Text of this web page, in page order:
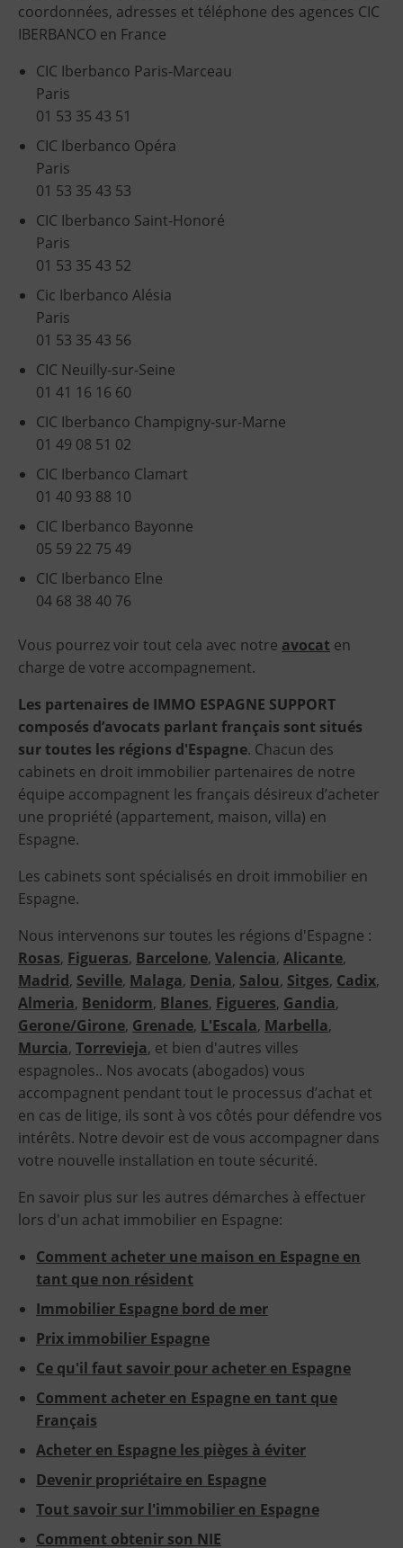
coordonnées, adresses et téléphone des agences CIC
IBERBANCO en France
CIC Iberbanco Paris-Marceau
Paris
01 53 35 43 51
CIC Iberbanco Opéra
Paris
01 53 35 43 53
CIC Iberbanco Saint-Honoré
Paris
01 53 35 43 52
Cic Iberbanco Alésia
Paris
01 53 35 43 56
CIC Neuilly-sur-Seine
01 41 16 16 60
CIC Iberbanco Champigny-sur-Marne
01 49 08 51 02
CIC Iberbanco Clamart
01 40 93 88 10
CIC Iberbanco Bayonne
05 59 22 75 49
CIC Iberbanco Elne
04 68 38 40 76
Vous pourrez voir tout cela avec notre avocat en
charge de votre accompagnement.
Les partenaires de IMMO ESPAGNE SUPPORT
composés d’avocats parlant français sont situés
sur toutes les régions d'Espagne. Chacun des
cabinets en droit immobilier partenaires de notre
équipe accompagnent les français désireux d’acheter
une propriété (appartement, maison, villa) en
Espagne.
Les cabinets sont spécialisés en droit immobilier en
Espagne.
Nous intervenons sur toutes les régions d'Espagne :
Rosas, Figueras, Barcelone, Valencia, Alicante,
Madrid, Seville, Malaga, Denia, Salou, Sitges, Cadix,
Almeria, Benidorm, Blanes, Figueres, Gandia,
Gerone/Girone, Grenade, L'Escala, Marbella,
Murcia, Torrevieja, et bien d'autres villes
espagnoles.. Nos avocats (abogados) vous
accompagnent pendant tout le processus d’achat et
en cas de litige, ils sont à vos côtés pour défendre vos
intérêts. Notre devoir est de vous accompagner dans
votre nouvelle installation en toute sécurité.
En savoir plus sur les autres démarches à effectuer
lors d'un achat immobilier en Espagne:
Comment acheter une maison en Espagne en
tant que non résident
Immobilier Espagne bord de mer
Prix immobilier Espagne
Ce qu'il faut savoir pour acheter en Espagne
Comment acheter en Espagne en tant que
Français
Acheter en Espagne les pièges à éviter
Devenir propriétaire en Espagne
Tout savoir sur l'immobilier en Espagne
Comment obtenir son NIE